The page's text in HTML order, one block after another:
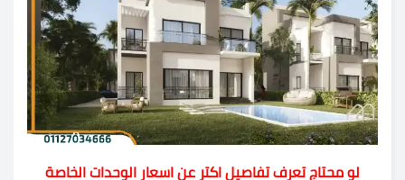
لو محتاج تعرف تفاصيل اكتر عن اسعار الوحدات الخاصة